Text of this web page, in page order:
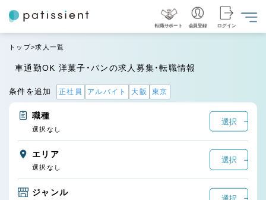
転職サポート 会員登録 ログイン
トップ 求人一覧
車通勤OK 洋菓子・パンの求人募集・転職情報
条件を追加 正社員 アルバイト 大阪 東京
職種
選択
選択なし
エリア
選択
選択なし
ジャンル
選択